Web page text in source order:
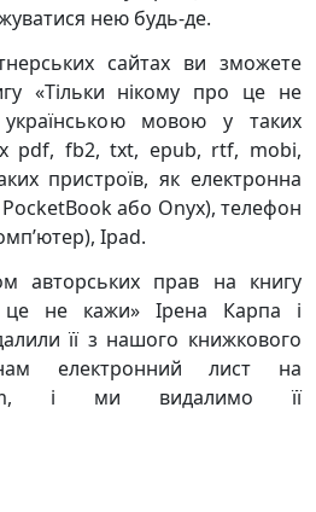
нею будь-де.
сайтах ви зможете
«Тільки нікому про це не
мовою у таких
pdf, fb2, txt, epub, rtf, mobi,
пристроїв, як електронна
або Onyx), телефон
Ipad.
авторських прав на книгу
це не кажи» Ірена Карпа і
її з нашого книжкового
електронний лист на
і ми видалимо її